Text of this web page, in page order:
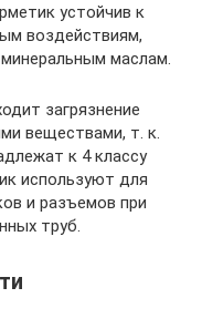
устойчив к
воздействиям,
маслам.
загрязнение
веществами, т. к.
к 4 классу
используют для
и разъемов при
труб.